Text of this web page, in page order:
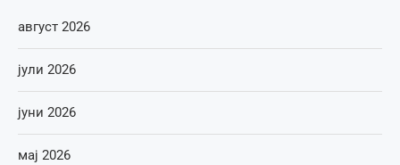
август 2026
јули 2026
јуни 2026
мај 2026